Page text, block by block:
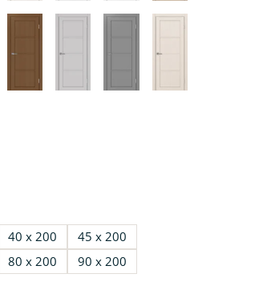
40 х 200
45 х 200
80 х 200 90 х 200